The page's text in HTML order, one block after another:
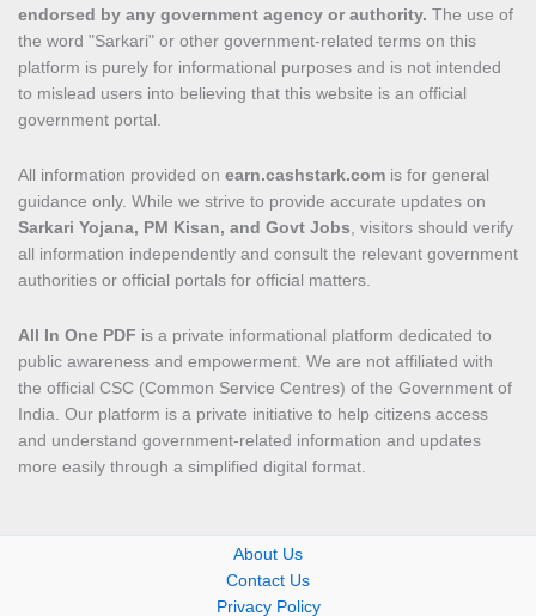
endorsed by any government agency or authority. The use of
the word "Sarkari" or other government-related terms on this
platform is purely for informational purposes and is not intended
to mislead users into believing that this website is an official
government portal.
All information provided on earn.cashstark.com is for general
guidance only. While we strive to provide accurate updates on
Sarkari Yojana, PM Kisan, and Govt Jobs, visitors should verify
all information independently and consult the relevant government
authorities or official portals for official matters.
All In One PDF is a private informational platform dedicated to
public awareness and empowerment. We are not affiliated with
the official CSC (Common Service Centres) of the Government of
India. Our platform is a private initiative to help citizens access
and understand government-related information and updates
more easily through a simplified digital format.
About Us
Contact Us
Privacy Policy